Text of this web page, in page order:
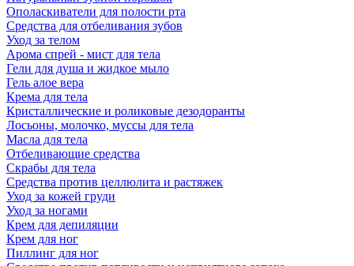
Ополаскиватели для полости рта
Средства для отбеливания зубов
Уход за телом
Арома спрей - мист для тела
Гели для душа и жидкое мыло
Гель алое вера
Крема для тела
Кристаллические и роликовые дезодоранты
Лосьоны, молочко, муссы для тела
Масла для тела
Отбеливающие средства
Скрабы для тела
Средства против целлюлита и растяжек
Уход за кожей груди
Уход за ногами
Крем для депиляции
Крем для ног
Пиллинг для ног